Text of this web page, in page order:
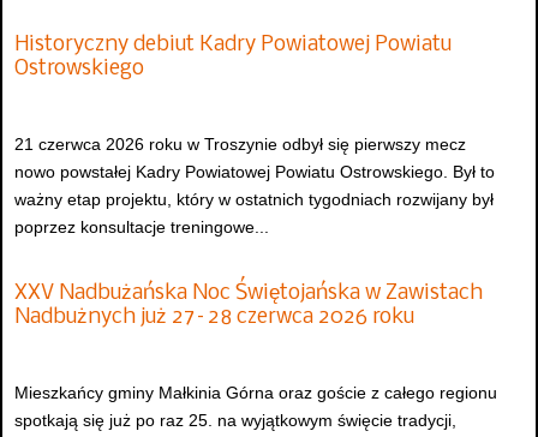
Historyczny debiut Kadry Powiatowej Powiatu
Ostrowskiego
21 czerwca 2026 roku w Troszynie odbył się pierwszy mecz
nowo powstałej Kadry Powiatowej Powiatu Ostrowskiego. Był to
ważny etap projektu, który w ostatnich tygodniach rozwijany był
poprzez konsultacje treningowe...
XXV Nadbużańska Noc Świętojańska w Zawistach
Nadbużnych już 27–28 czerwca 2026 roku
Mieszkańcy gminy Małkinia Górna oraz goście z całego regionu
spotkają się już po raz 25. na wyjątkowym święcie tradycji,